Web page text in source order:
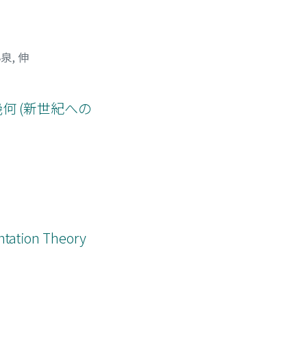
, 伸
(新世紀への
Theory